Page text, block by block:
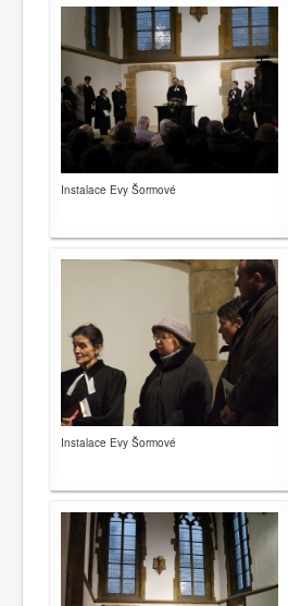
Publikace
Instalace Evy Šormové
Instalace Evy Šormové